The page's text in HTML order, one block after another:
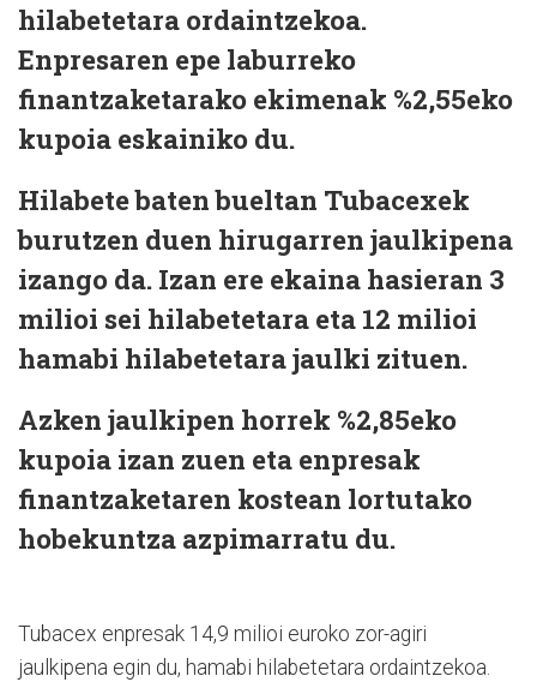
hilabetetara ordaintzekoa.
Enpresaren epe laburreko
finantzaketarako ekimenak %2,55eko
kupoia eskainiko du.
Hilabete baten bueltan Tubacexek
burutzen duen hirugarren jaulkipena
izango da. Izan ere ekaina hasieran 3
milioi sei hilabetetara eta 12 milioi
hamabi hilabetetara jaulki zituen.
Azken jaulkipen horrek %2,85eko
kupoia izan zuen eta enpresak
finantzaketaren kostean lortutako
hobekuntza azpimarratu du.
Tubacex enpresak 14,9 milioi euroko zor-agiri
jaulkipena egin du, hamabi hilabetetara ordaintzekoa.